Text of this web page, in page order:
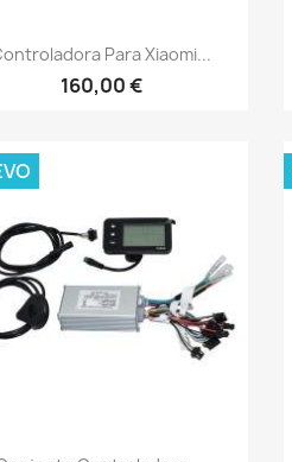
Vista rápida
Para Xiaomi...
160,00 €